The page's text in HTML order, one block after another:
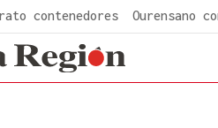
contenedores Ourensano